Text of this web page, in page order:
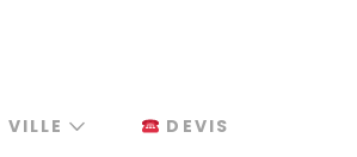
DEVIS